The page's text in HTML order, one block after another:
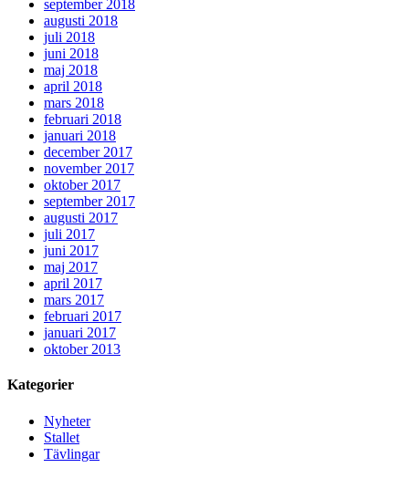
september 2018
augusti 2018
juli 2018
juni 2018
maj 2018
april 2018
mars 2018
februari 2018
januari 2018
december 2017
november 2017
oktober 2017
september 2017
augusti 2017
juli 2017
juni 2017
maj 2017
april 2017
mars 2017
februari 2017
januari 2017
oktober 2013
Kategorier
Nyheter
Stallet
Tävlingar